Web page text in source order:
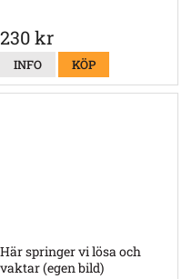
230 kr
INFO KÖP
Här springer vi lösa och
vaktar (egen bild)